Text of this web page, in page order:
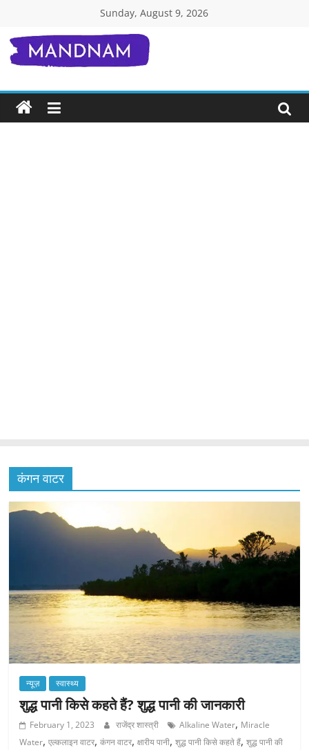
content
Sunday, August 9, 2026
Mandnam.com
जाने
एक-
कंगन वाटर
न्यूज़ स्वास्थ्य
शुद्ध पानी किसे कहते हैं? शुद्ध पानी की जानकारी
February 1, 2023 राजेंद्र शास्त्री Alkaline Water, Miracle
Water,एल्कलाइन वाटर,कंगन वाटर,क्षारीय पानी,शुद्ध पानी किसे कहते हैं,शुद्ध पानी की